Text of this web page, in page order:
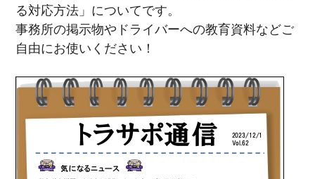
る対応方法」についてです。
事務所の掲示物やドライバーへの教育資料などご
自由にお使いください！